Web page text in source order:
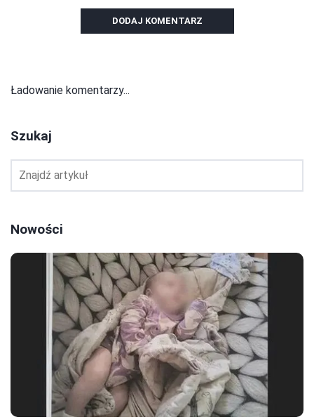
DODAJ KOMENTARZ
Ładowanie komentarzy...
Szukaj
Nowości